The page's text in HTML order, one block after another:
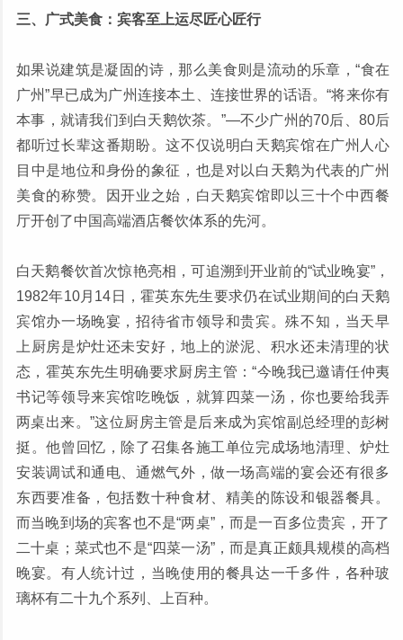
三、广式美食：宾客至上运尽匠心匠行
如果说建筑是凝固的诗，那么美食则是流动的乐章，“食在
广州”早已成为广州连接本土、连接世界的话语。“将来你有
本事，就请我们到白天鹅饮茶。”—不少广州的70后、80后
都听过长辈这番期盼。这不仅说明白天鹅宾馆在广州人心
目中是地位和身份的象征，也是对以白天鹅为代表的广州
美食的称赞。因开业之始，白天鹅宾馆即以三十个中西餐
厅开创了中国高端酒店餐饮体系的先河。
白天鹅餐饮首次惊艳亮相，可追溯到开业前的“试业晚宴”，
1982年10月14日，霍英东先生要求仍在试业期间的白天鹅
宾馆办一场晚宴，招待省市领导和贵宾。殊不知，当天早
上厨房是炉灶还未安好，地上的淤泥、积水还未清理的状
态，霍英东先生明确要求厨房主管：“今晚我已邀请任仲夷
书记等领导来宾馆吃晚饭，就算四菜一汤，你也要给我弄
两桌出来。”这位厨房主管是后来成为宾馆副总经理的彭树
挺。他曾回忆，除了召集各施工单位完成场地清理、炉灶
安装调试和通电、通燃气外，做一场高端的宴会还有很多
东西要准备，包括数十种食材、精美的陈设和银器餐具。
而当晚到场的宾客也不是“两桌”，而是一百多位贵宾，开了
二十桌；菜式也不是“四菜一汤”，而是真正颇具规模的高档
晚宴。有人统计过，当晚使用的餐具达一千多件，各种玻
璃杯有二十九个系列、上百种。